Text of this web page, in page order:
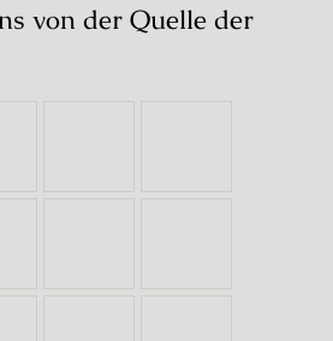
von der Quelle der